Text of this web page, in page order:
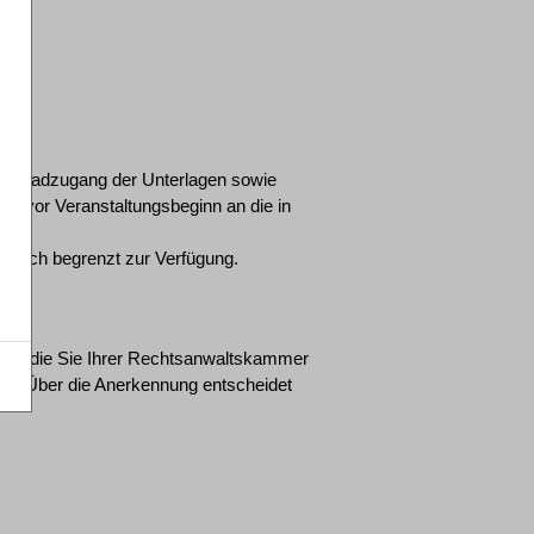
der Unterlagen sowie
vor Veranstaltungsbeginn an die in
begrenzt zur Verfügung.
die Sie Ihrer Rechtsanwaltskammer
Über die Anerkennung entscheidet